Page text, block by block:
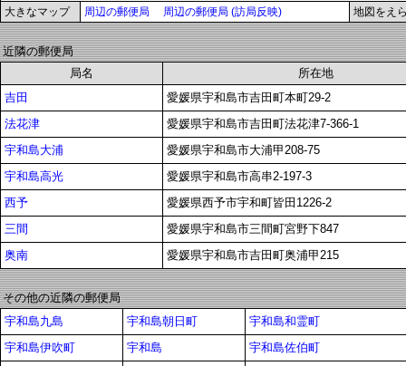
大きなマップ 周辺の郵便局 周辺の郵便局 (訪局反映) 地図をえ
近隣の郵便局
局名
所在地
吉田
愛媛県宇和島市吉田町本町29-2
法花津
愛媛県宇和島市吉田町法花津7-366-1
宇和島大浦
愛媛県宇和島市大浦甲208-75
宇和島高光
愛媛県宇和島市高串2-197-3
西予
愛媛県西予市宇和町皆田1226-2
三間
愛媛県宇和島市三間町宮野下847
奥南
愛媛県宇和島市吉田町奥浦甲215
その他の近隣の郵便局
宇和島九島
宇和島朝日町
宇和島和霊町
宇和島伊吹町
宇和島
宇和島佐伯町